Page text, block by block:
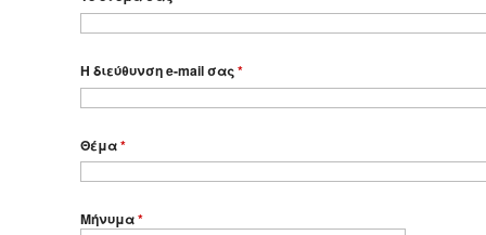
Η διεύθυνση e-mail σας*
Θέμα*
Μήνυμα*